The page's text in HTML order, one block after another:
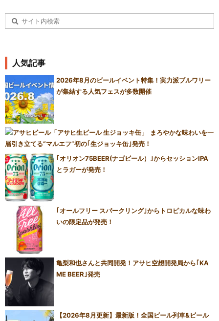
人気記事
2026年8月のビールイベント特集！実力派ブルワリー
が集結する人気フェスが多数開催
まろやかな味わいを一
層引き立てる“マルエフ”初の｢生ジョッキ缶｣発売！
｢オリオン75BEER(ナゴビール）｣からセッションIPA
とラガーが発売！
｢オールフリー スパークリング｣からトロピカルな味わ
いの限定品が発売！
亀梨和也さんと共同開発！アサヒ空想開発局から｢KA
ME BEER｣発売
【2026年8月更新】最新版！全国ビール列車&ビール